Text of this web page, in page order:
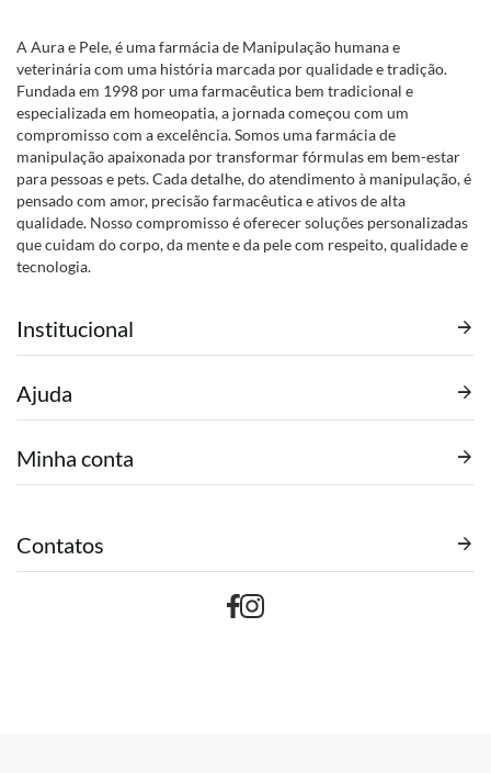
A Aura e Pele, é uma farmácia de Manipulação humana e
veterinária com uma história marcada por qualidade e tradição.
Fundada em 1998 por uma farmacêutica bem tradicional e
especializada em homeopatia, a jornada começou com um
compromisso com a excelência. Somos uma farmácia de
manipulação apaixonada por transformar fórmulas em bem-estar
para pessoas e pets. Cada detalhe, do atendimento à manipulação, é
pensado com amor, precisão farmacêutica e ativos de alta
qualidade. Nosso compromisso é oferecer soluções personalizadas
que cuidam do corpo, da mente e da pele com respeito, qualidade e
tecnologia.
Institucional
Ajuda
Minha conta
Contatos